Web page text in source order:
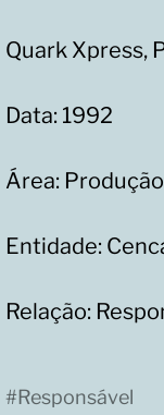
Quark Xpress,
Data: 1992
Área:
Entidade:
Relação:
#Responsável